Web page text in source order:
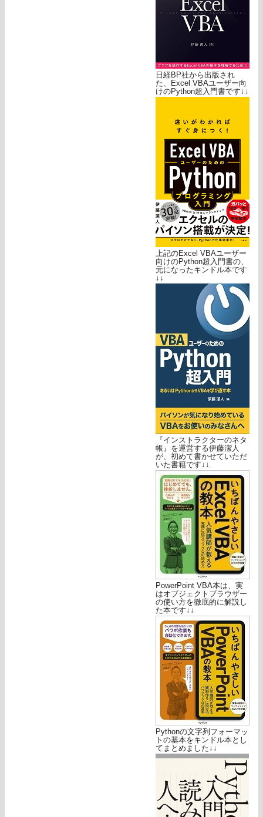
日経BP社から出版され
た、Excel VBAユーザー向
けのPython超入門書です↓↓
上記のExcel VBAユーザー
向けのPython超入門書の、
元になったキンドル本です
↓↓
『インストラクターのネタ
帳』を運営する伊藤潔人
が、初めて書かせていただ
いた書籍です↓↓
PowerPoint VBA本は、実
はオブジェクトブラウザー
の使い方を徹底的に解説し
た本です↓↓
Pythonの文字列フォーマッ
トの基本をキンドル本とし
てまとめました↓↓